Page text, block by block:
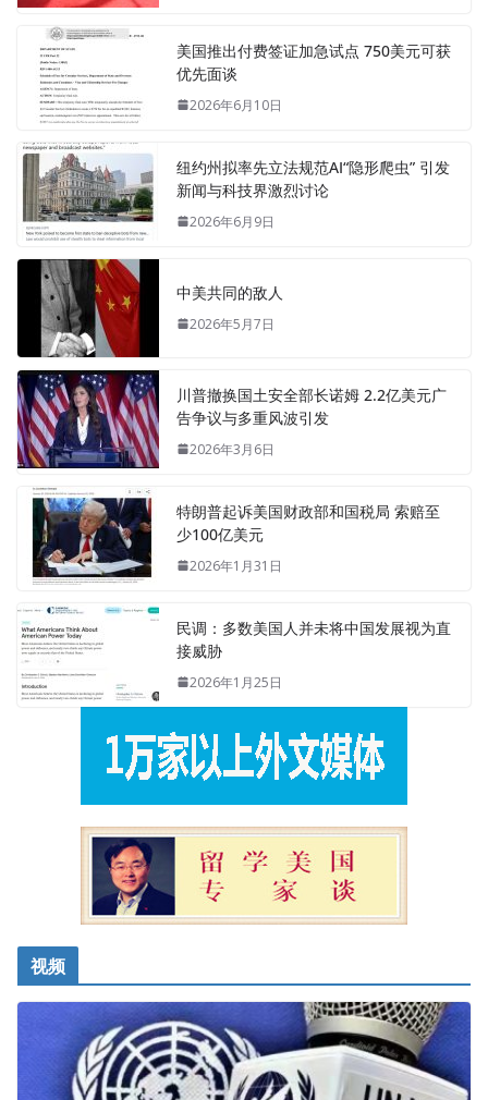
美国推出付费签证加急试点 750美元可获
优先面谈
2026年6月10日
纽约州拟率先立法规范AI“隐形爬虫” 引发
新闻与科技界激烈讨论
2026年6月9日
中美共同的敌人
2026年5月7日
川普撤换国土安全部长诺姆 2.2亿美元广
告争议与多重风波引发
2026年3月6日
特朗普起诉美国财政部和国税局 索赔至
少100亿美元
2026年1月31日
民调：多数美国人并未将中国发展视为直
接威胁
2026年1月25日
视频